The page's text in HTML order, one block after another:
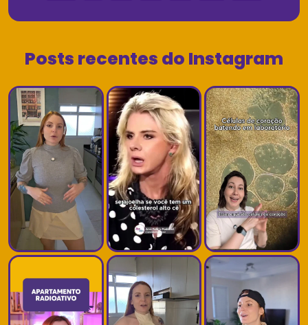
Posts recentes do Instagram